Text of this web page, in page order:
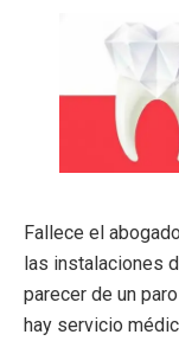
Fallece el
las instalaciones
parecer de un
hay servicio